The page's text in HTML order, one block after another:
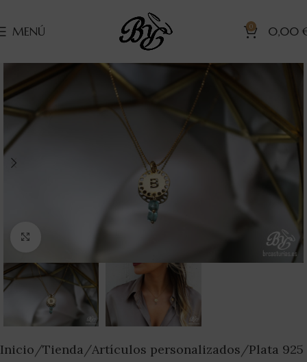
MENÚ 0 0,00
Inicio Tienda Artículos personalizados
Plata 925